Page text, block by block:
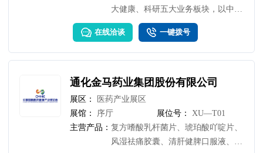
大健康、科研五大业务板块，以中成
药制药为核心，集种植、加工、流
通、研发于一体的产业。着力于培育
陇药大品种，产品以宣肺止嗽合剂、
囊等。
在线洽谈 一键拨号
通化金马药业集团股份有限公司
展区：
医药产业展区
展馆：
序厅 展位号：
XU—T01
主营产品：复方嗜酸乳杆菌片、琥珀酸吖啶片、
风湿祛痛胶囊、清肝健脾口服液、颗